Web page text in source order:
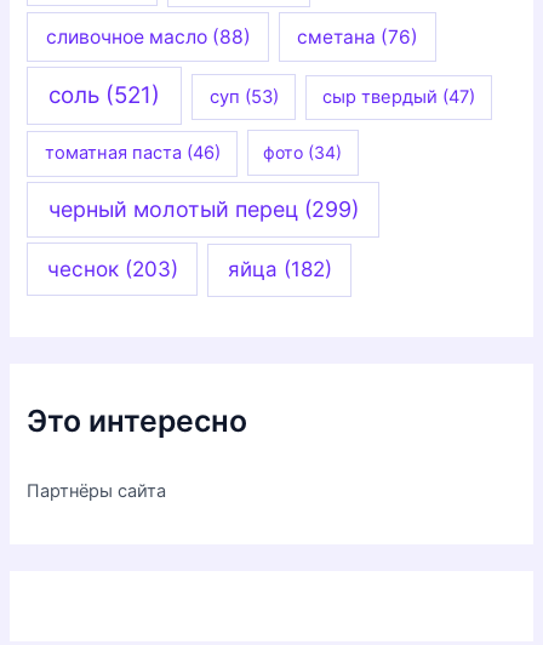
сливочное масло(88) сметана (76)
соль (521) суп (53) сыр твердый (47)
томатная паста (46) фото (34)
черный молотый перец(299)
чеснок(203) яйца (182)
Это интересно
Партнёры сайта